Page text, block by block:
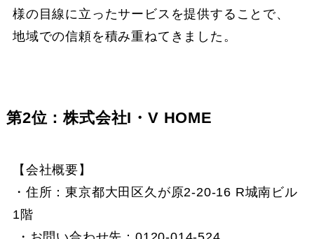
様の目線に立ったサービスを提供することで、
地域での信頼を積み重ねてきました。
第2位：株式会社I・V HOME
【会社概要】
・住所：東京都大田区久が原2-20-16 R城南ビル
1階